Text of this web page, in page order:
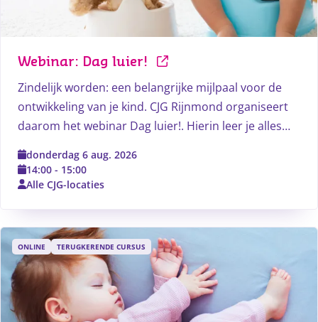
Webinar: Dag luier!
Zindelijk worden: een belangrijke mijlpaal voor de
ontwikkeling van je kind. CJG Rijnmond organiseert
daarom het webinar Dag luier!. Hierin leer je alles
donderdag 6 aug. 2026
14:00 - 15:00
Alle CJG-locaties
ONLINE TERUGKERENDE CURSUS